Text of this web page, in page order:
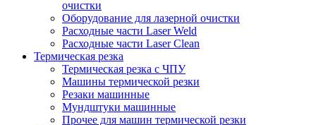
очистки
Оборудование для лазерной очистки
Расходные части Laser Weld
Расходные части Laser Clean
Термическая резка
Термическая резка с ЧПУ
Машины термической резки
Резаки машинные
Мундштуки машинные
Прочее для машин термической резки